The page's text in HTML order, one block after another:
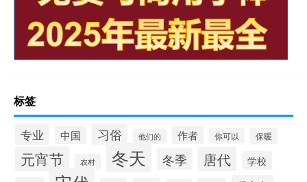
标签
专业 中国 习俗 他们的 作者 你可以 保暖
元宵节 农村 冬天 冬季 唐代 学校